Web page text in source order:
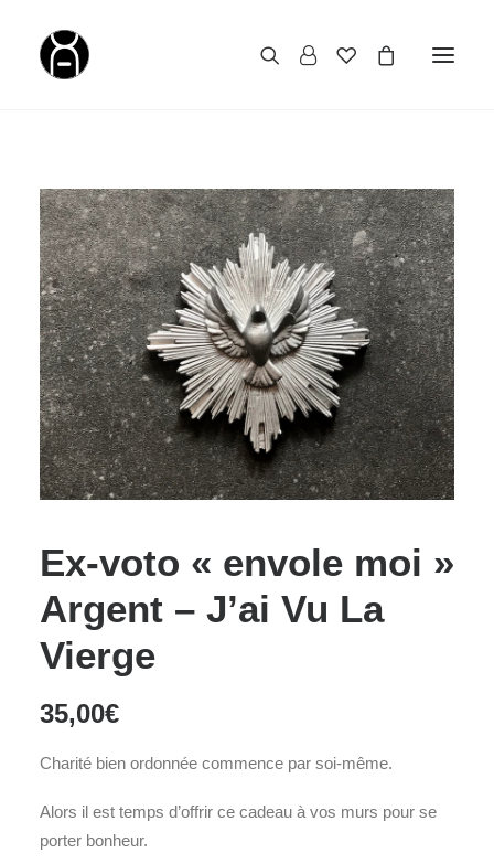
Ex-voto « envole moi »
Argent – J’ai Vu La
Vierge
35,00€
Charité bien ordonnée commence par soi-même.
Alors il est temps d’offrir ce cadeau à vos murs pour se
porter bonheur.